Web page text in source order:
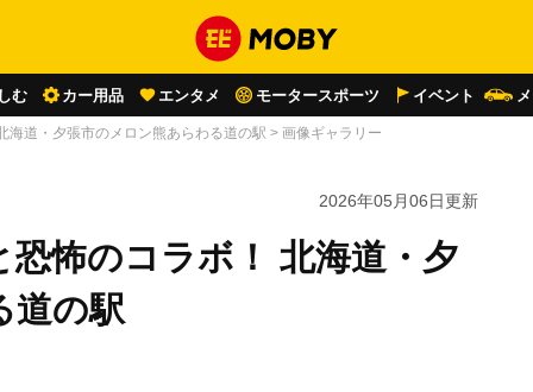
む カー用品 エンタメ モータースポーツ イベント
海道・夕張市のメロン熊あらわる道の駅 > 画像ギャラリー
2026年05月06日更新
怖のコラボ！ 北海道・夕
道の駅